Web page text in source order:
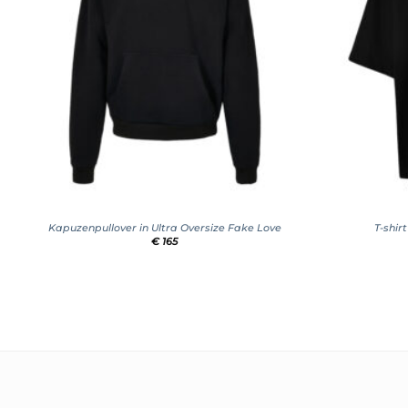
Kapuzenpullover in Ultra Oversize Fake Love
€165
T-